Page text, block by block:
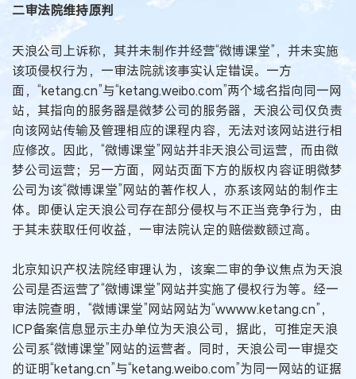
二审法院维持原判
天浪公司上诉称，其并未制作并经营“微博课堂”，并未实施
该项侵权行为，一审法院就该事实认定错误。一方
面，“ketang.cn”与“ketang.weibo.com”两个域名指向同一网
站，其指向的服务器是微梦公司的服务器，天浪公司仅负责
向该网站传输及管理相应的课程内容，无法对该网站进行相
应修改。因此，“微博课堂”网站并非天浪公司运营，而由微
梦公司运营；另一方面，网站页面下方的版权内容证明微梦
公司为该“微博课堂”网站的著作权人，亦系该网站的制作主
体。即便认定天浪公司存在部分侵权与不正当竞争行为，由
于其未获取任何收益，一审法院认定的赔偿数额过高。
北京知识产权法院经审理认为，该案二审的争议焦点为天浪
公司是否运营了“微博课堂”网站并实施了侵权行为等。经一
审法院查明，“微博课堂”网站网站为“wwww.ketang.cn”，
ICP备案信息显示主办单位为天浪公司，据此，可推定天浪
公司系“微博课堂”网站的运营者。同时，天浪公司一审提交
的证明“ketang.cn”与“ketang.weibo.com”为同一网站的证据